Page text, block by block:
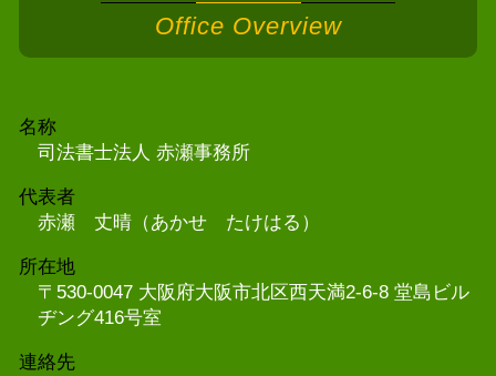
Office Overview
名称
司法書士法人 赤瀬事務所
代表者
赤瀬 丈晴（あかせ たけはる）
所在地
〒530-0047 大阪府大阪市北区西天満2-6-8 堂島ビル
ヂング416号室
連絡先